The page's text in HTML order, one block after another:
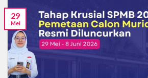
29
Mei